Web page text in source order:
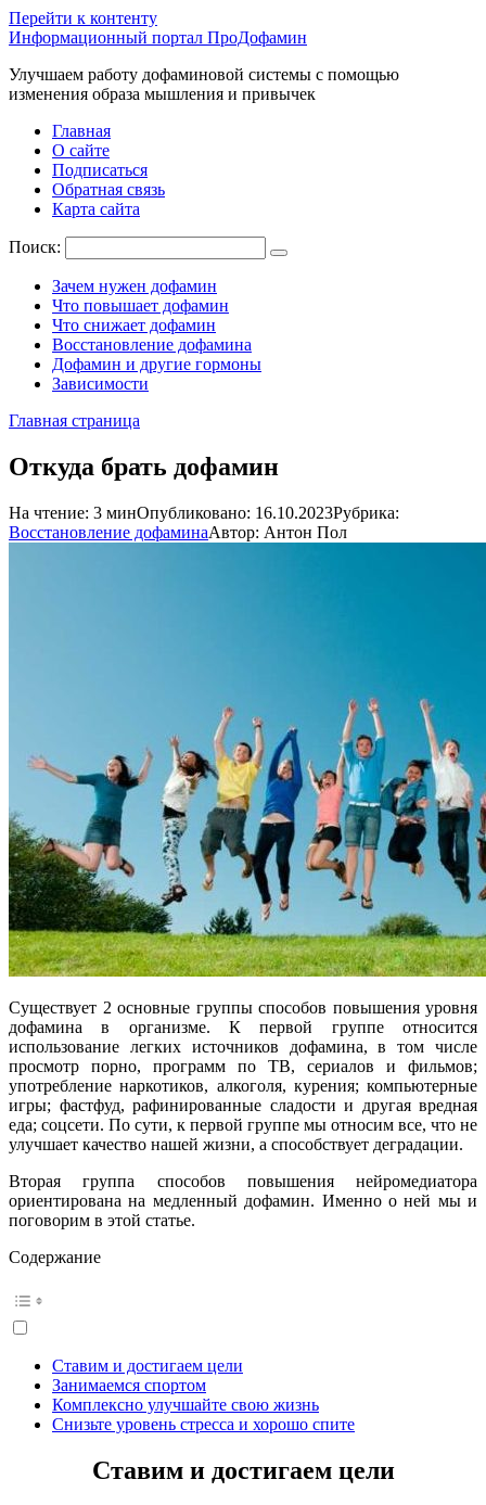
Перейти к контенту
Информационный портал ПроДофамин
Улучшаем работу дофаминовой системы с помощью
изменения образа мышления и привычек
Главная
О сайте
Подписаться
Обратная связь
Карта сайта
Поиск:
Зачем нужен дофамин
Что повышает дофамин
Что снижает дофамин
Восстановление дофамина
Дофамин и другие гормоны
Зависимости
Главная страница
Откуда брать дофамин
На чтение: 3 минОпубликовано: 16.10.2023Рубрика:
Восстановление дофаминаАвтор: Антон Пол
Существует 2 основные группы способов повышения уровня
дофамина в организме. К первой группе относится
использование легких источников дофамина, в том числе
просмотр порно, программ по ТВ, сериалов и фильмов;
употребление наркотиков, алкоголя, курения; компьютерные
игры; фастфуд, рафинированные сладости и другая вредная
еда; соцсети. По сути, к первой группе мы относим все, что не
улучшает качество нашей жизни, а способствует деградации.
Вторая группа способов повышения нейромедиатора
ориентирована на медленный дофамин. Именно о ней мы и
поговорим в этой статье.
Содержание
Ставим и достигаем цели
Занимаемся спортом
Комплексно улучшайте свою жизнь
Снизьте уровень стресса и хорошо спите
Ставим и достигаем цели